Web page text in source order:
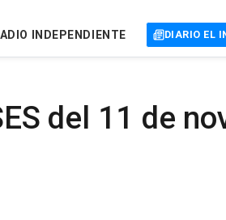
INDEPENDIENTE DIARIO EL
del 11 de